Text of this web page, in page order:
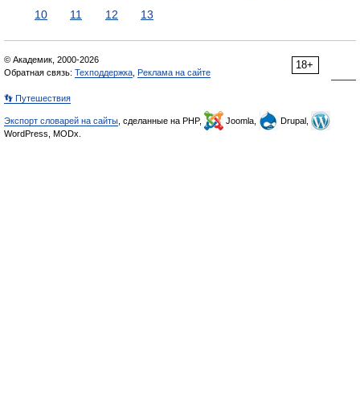
10
11 12 13
18+
© Академик, 2000-2026
Обратная связь: Техподдержка Реклама на сайте
👣 Путешествия
Экспорт словарей на сайты , сделанные на PHP, Joomla,
Drupal,
WordPress, MODx.